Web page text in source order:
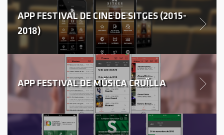
APP FESTIVAL DE CINE DE SITGES (2015-
2018)
APP FESTIVAL DE MÚSICA CRUÏLLA